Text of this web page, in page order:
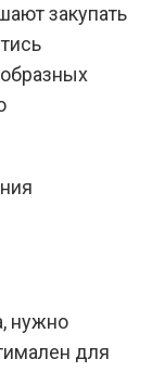
закупать
нужно
для